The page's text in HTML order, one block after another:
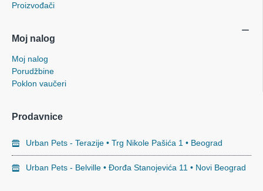
Proizvođači
Moj nalog
Moj nalog
Porudžbine
Poklon vaučeri
Prodavnice
Urban Pets - Terazije • Trg Nikole Pašića 1 • Beograd
Urban Pets - Belville • Đorđa Stanojevića 11 • Novi Beograd